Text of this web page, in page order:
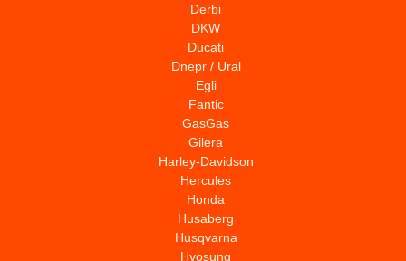
Derbi
DKW
Ducati
Dnepr / Ural
Egli
Fantic
GasGas
Gilera
Harley-Davidson
Hercules
Honda
Husaberg
Husqvarna
Hyosung